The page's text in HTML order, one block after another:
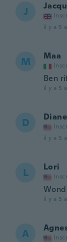
J
il y a 5
M Maa
Ben
il y a 5
D Diane
il y a 5
L Lori
il y a 5
A